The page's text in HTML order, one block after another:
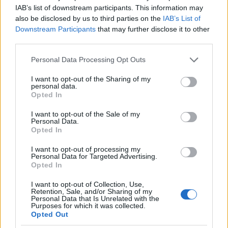
IAB’s list of downstream participants. This information may
also be disclosed by us to third parties on the IAB’s List of
Downstream Participants that may further disclose it to other
Please note that this website/app uses one or more Google
not limited to your visit or usage behaviour. You may click to
grant or deny consent to Google and its third-party tags to
use your data for below specified purposes in below Google
consent section.
Personal Data Processing Opt Outs
I want to opt-out of the Sharing of my
personal data.
Opted In
I want to opt-out of the Sale of my
Personal Data.
Opted In
I want to opt-out of processing my
Personal Data for Targeted Advertising.
Opted In
I want to opt-out of Collection, Use,
Retention, Sale, and/or Sharing of my
Personal Data that Is Unrelated with the
Purposes for which it was collected.
Opted Out
Ένα από τα σημαντικότερα χαρακτηριστικά του
ξεχωριστού αυτού διθέσιου είναι το σύστημα
HALO, το οποίο αντικαθιστά τη συμβατική κολόνα
Α. Προστατεύει τους επιβάτες σε περίπτωση
ατυχήματος και προέρχεται από τη ναυαρχίδα του
μηχανοκίνητου αθλητισμού. Όπως και στη Formula
1TM, το αεροδυναμικά βελτιστοποιημένο σύστημα